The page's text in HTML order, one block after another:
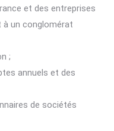
et des entreprises
à un conglomérat
;
annuels et des
de sociétés